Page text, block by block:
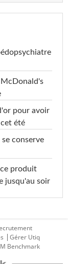
pour avoir
été
se conserve
produit
jusqu'au soir
Gérer Utiq
Benchmark